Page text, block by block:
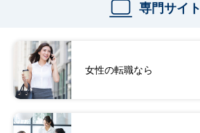
専門サイト
女性の転職なら